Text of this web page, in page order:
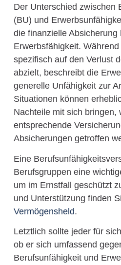
Der Unterschied zwischen
(BU) und
die finanzielle Absicherung
Erwerbsfähigkeit.
spezifisch auf den Verlust
abzielt, beschreibt die
generelle Unfähigkeit zur
Situationen können
Nachteile mit sich bringen,
entsprechende
Absicherungen getroffen
Eine
Berufsgruppen eine
um im Ernstfall geschützt
und Unterstützung finden
Vermögensheld.
Letztlich sollte jeder für
ob er sich umfassend
Berufsunfähigkeit und